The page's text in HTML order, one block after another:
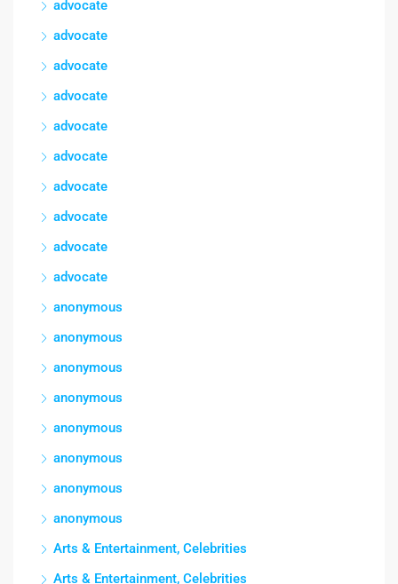
advocate
advocate
advocate
advocate
advocate
advocate
advocate
advocate
advocate
advocate
anonymous
anonymous
anonymous
anonymous
anonymous
anonymous
anonymous
anonymous
Arts & Entertainment, Celebrities
Arts & Entertainment, Celebrities